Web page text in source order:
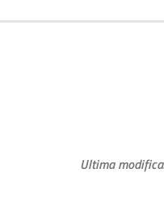
Ultima modifica